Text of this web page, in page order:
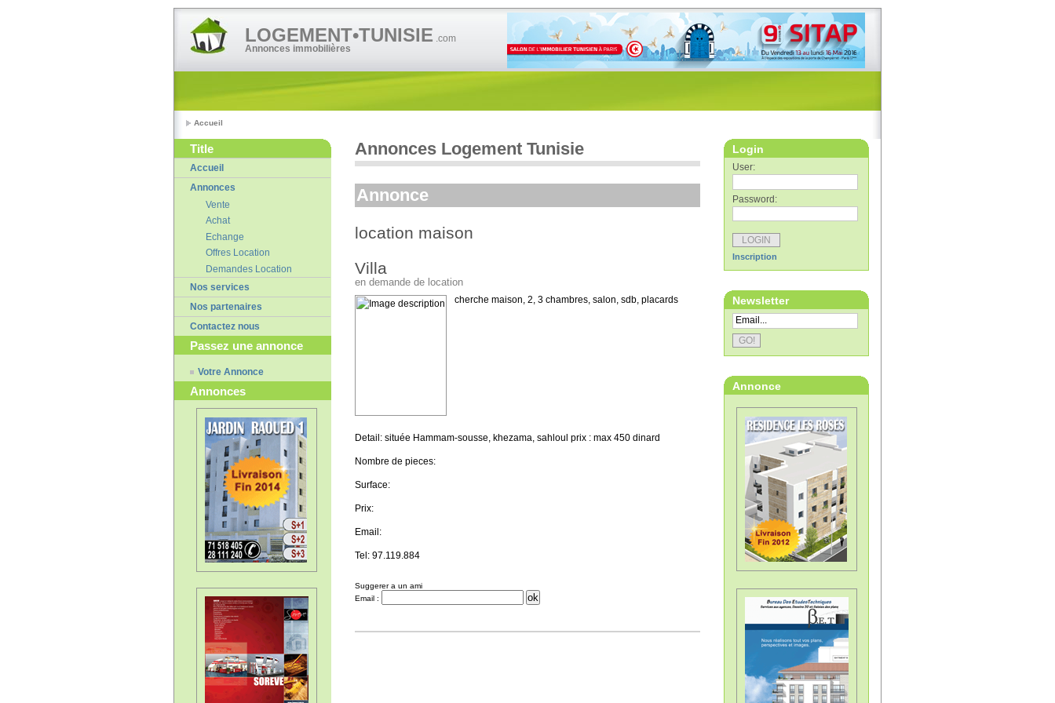
LOGEMENT•TUNISIE .com
Annonces immobilières
Accueil
Title
Accueil
Annonces
Vente
Achat
Echange
Offres Location
Demandes Location
Nos services
Nos partenaires
Contactez nous
Passez une annonce
Votre Annonce
Annonces
Annonces Logement Tunisie
Annonce
location maison
Villa
en demande de location
cherche maison, 2, 3 chambres, salon, sdb, placards
Detail: située Hammam-sousse, khezama, sahloul prix : max 450 dinard
Nombre de pieces:
Surface:
Prix:
Email:
Tel: 97.119.884
Suggerer a un ami
Email :
Login
User:
Password:
Inscription
Newsletter
Annonce